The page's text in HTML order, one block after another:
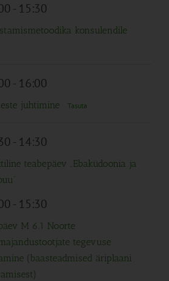
- 15:30
konsulendile
- 16:00
juhtimine Tasuta
- 14:30
teabepäev „Ebaküdoonia ja
- 15:30
M 6.1 Noorte
tegevuse
(baasteadmised äriplaani